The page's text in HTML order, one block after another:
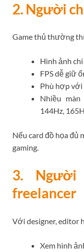
2. Người
Game thủ thường
Hình ảnh
FPS dễ giữ
Phù hợp với
Nhiều
144Hz,
Nếu card đồ họa đủ
gaming.
3.
freelancer
Với designer, editor
Xem hình